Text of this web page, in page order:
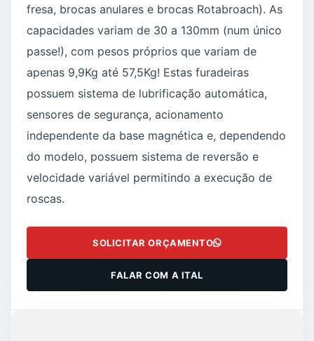
fresa, brocas anulares e brocas Rotabroach). As
capacidades variam de 30 a 130mm (num único
passe!), com pesos próprios que variam de
apenas 9,9Kg até 57,5Kg! Estas furadeiras
possuem sistema de lubrificação automática,
sensores de segurança, acionamento
independente da base magnética e, dependendo
do modelo, possuem sistema de reversão e
velocidade variável permitindo a execução de
roscas.
SOLICITAR ORÇAMENTO
FALAR COM A ITAL